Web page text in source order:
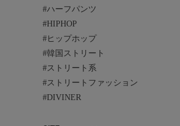
#ハーフパンツ
#HIPHOP
#ヒップホップ
#韓国ストリート
#ストリート系
#ストリートファッション
#DIVINER